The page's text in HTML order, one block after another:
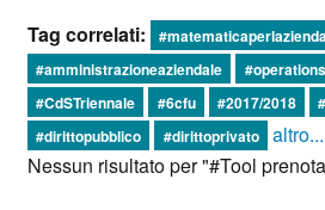
Tag correlati:
#amministrazioneaziendale
#CdSTriennale
#6cfu #2017/2018
#dirittopubblico
#dirittoprivato
altro...
Nessun risultato per "#Tool